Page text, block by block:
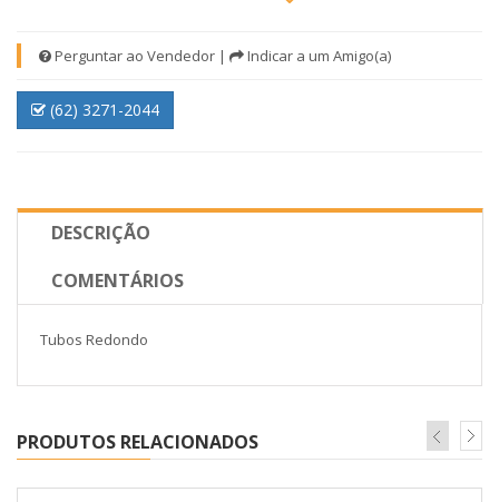
Perguntar ao Vendedor | Indicar a um Amigo(a)
(62) 3271-2044
DESCRIÇÃO
COMENTÁRIOS
Tubos Redondo
PRODUTOS RELACIONADOS